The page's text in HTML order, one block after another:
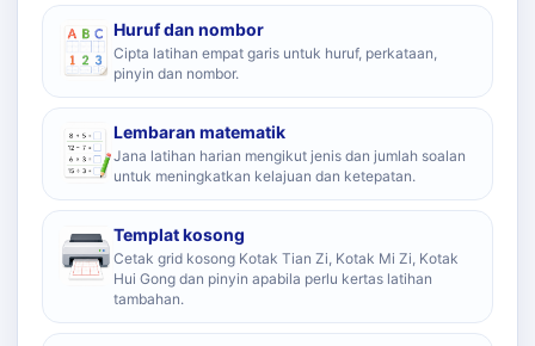
Huruf dan nombor
Cipta latihan empat garis untuk huruf, perkataan,
pinyin dan nombor.
Lembaran matematik
Jana latihan harian mengikut jenis dan jumlah soalan
untuk meningkatkan kelajuan dan ketepatan.
Templat kosong
Cetak grid kosong Kotak Tian Zi, Kotak Mi Zi, Kotak
Hui Gong dan pinyin apabila perlu kertas latihan
tambahan.